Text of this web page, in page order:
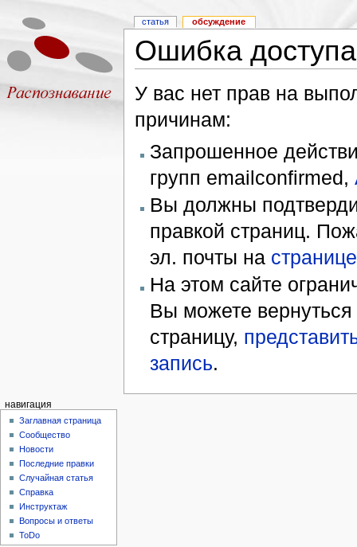
Ошибка доступа
У вас нет прав на
причинам:
Запрошенное
групп emailconfirmed,
Вы должны
правкой страниц.
эл. почты на
На этом сайте
Вы можете
страницу,
запись.
статья обсуждение
навигация
Заглавная страница
Сообщество
Новости
Последние правки
Случайная статья
Справка
Инструктаж
Вопросы и ответы
ToDo